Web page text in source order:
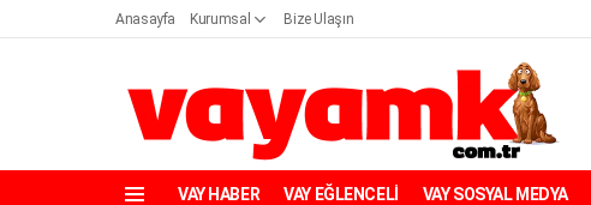
Anasayfa Kurumsal Bize Ulaşın
VAY HABER VAY EĞLENCELİ VAY SOSYAL MEDYA